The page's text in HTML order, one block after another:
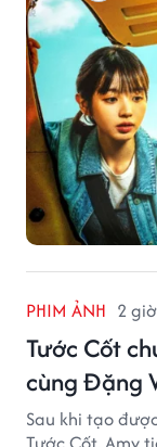
PHIM ẢNH 2
Tước Cốt
cùng Đặng
Sau khi tạo